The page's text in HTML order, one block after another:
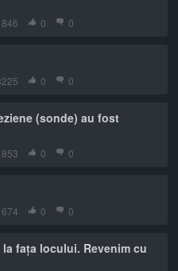
0 0
0 0
(sonde) au fost
0 0
0 0
fața locului. Revenim cu